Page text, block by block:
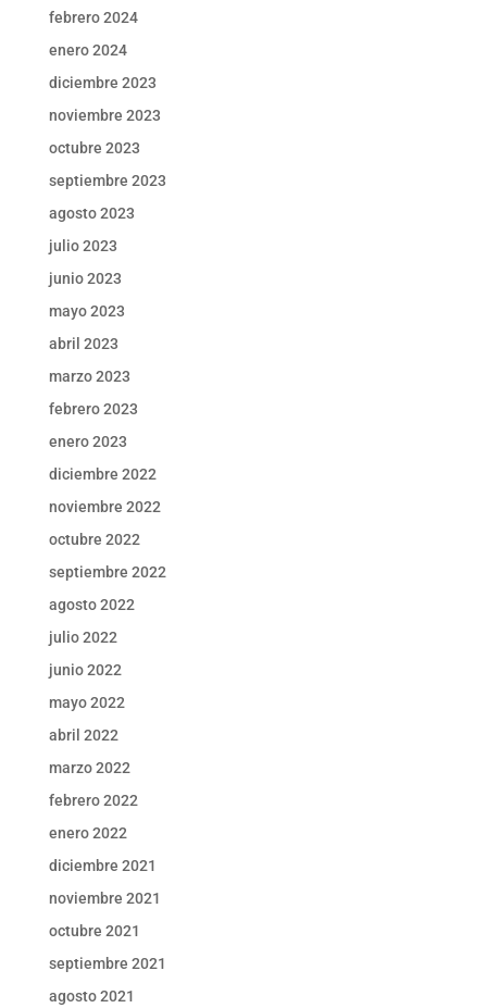
febrero 2024
enero 2024
diciembre 2023
noviembre 2023
octubre 2023
septiembre 2023
agosto 2023
julio 2023
junio 2023
mayo 2023
abril 2023
marzo 2023
febrero 2023
enero 2023
diciembre 2022
noviembre 2022
octubre 2022
septiembre 2022
agosto 2022
julio 2022
junio 2022
mayo 2022
abril 2022
marzo 2022
febrero 2022
enero 2022
diciembre 2021
noviembre 2021
octubre 2021
septiembre 2021
agosto 2021